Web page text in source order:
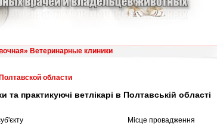
» Ветеринарные клиники
области
та практикуючі ветлікарі в Полтавській області
Місце провадження